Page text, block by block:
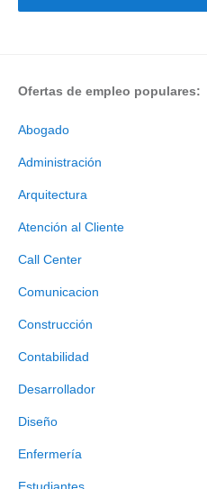
Ofertas de empleo populares:
Abogado
Administración
Arquitectura
Atención al Cliente
Call Center
Comunicacion
Construcción
Contabilidad
Desarrollador
Diseño
Enfermería